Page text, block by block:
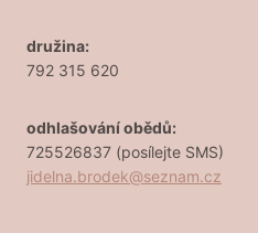
družina:
792 315 620
odhlašování obědů:
725526837 (posílejte SMS)
jidelna.brodek@seznam.cz